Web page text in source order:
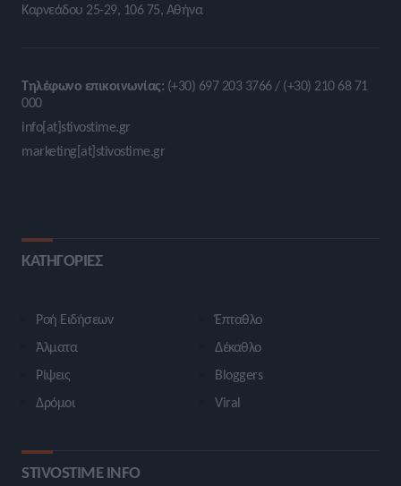
Καρνεάδου 25-29, 106 75, Αθήνα
Τηλέφωνο επικοινωνίας: (+30) 697 203 3766 / (+30) 210 68 71
000
info[at]stivostime.gr
marketing[at]stivostime.gr
ΚΑΤΗΓΟΡΙΕΣ
Ροή Ειδήσεων
Άλματα
Ρίψεις
Δρόμοι
Έπταθλο
Δέκαθλο
Bloggers
Viral
STIVOSTIME INFO